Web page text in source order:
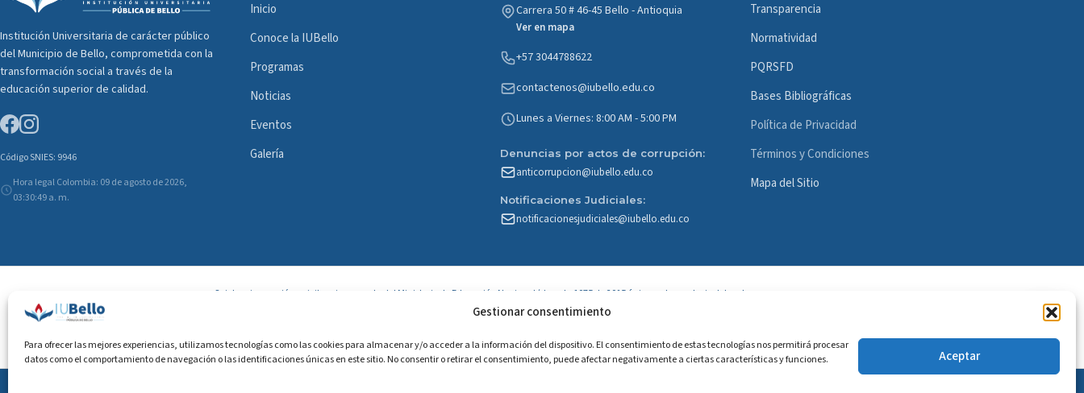
Gestionar consentimiento
Para ofrecer las mejores experiencias, utilizamos tecnologías como las cookies para almacenar y/o acceder a la información del dispositivo. El consentimiento de estas tecnologías nos permitirá procesar
datos como el comportamiento de navegación o las identificaciones únicas en este sitio. No consentir o retirar el consentimiento, puede afectar negativamente a ciertas características y funciones.
Aceptar
Institución Universitaria de carácter público
del Municipio de Bello, comprometida con la
transformación social a través de la
educación superior de calidad.
Código SNIES: 9946
Hora legal Colombia: 09 de agosto de 2026,
03:30:50 a. m.
Inicio
Conoce la IUBello
Programas
Noticias
Eventos
Galería
Carrera 50 # 46-45 Bello - Antioquia
Ver en mapa
+57 3044788622
contactenos@iubello.edu.co
Lunes a Viernes: 8:00 AM - 5:00 PM
Denuncias por actos de corrupción:
anticorrupcion@iubello.edu.co
Notificaciones Judiciales:
notificacionesjudiciales@iubello.edu.co
Transparencia
Normatividad
PQRSFD
Bases Bibliográficas
Política de Privacidad
Términos y Condiciones
Mapa del Sitio
Sujeta a inspección y vigilancia por parte del Ministerio de Educación Nacional (decreto 1075 de 2015 único reglamentario del sector
educación)